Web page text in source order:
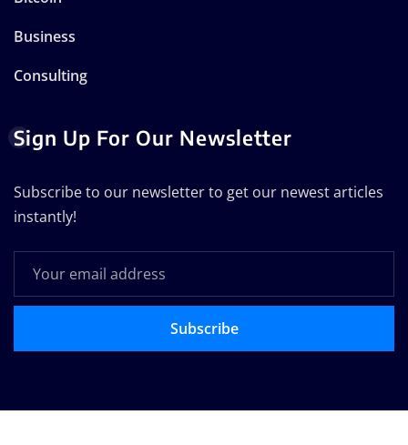
Business
Consulting
Sign Up For Our Newsletter
Subscribe to our newsletter to get our newest articles
instantly!
Subscribe